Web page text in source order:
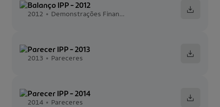
Balanço IPP - 2012
2012 Demonstrações Financeiras
Parecer IPP - 2013
2013 Pareceres
Parecer IPP - 2014
2014 Pareceres